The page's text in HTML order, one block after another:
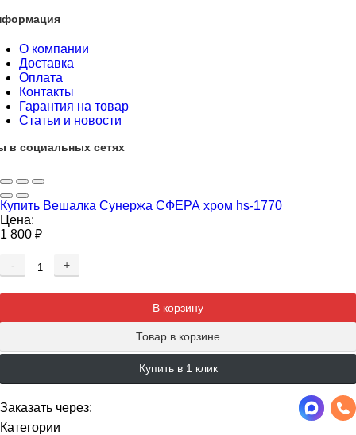
О компании
Доставка
Оплата
Контакты
Гарантия на товар
Статьи и новости
в социальных сетях
Купить Вешалка Сунержа СФЕРА хром hs-1770
Цена:
1 800 ₽
-
+
В корзину
Товар в корзине
Купить в 1 клик
Заказать через:
Категории